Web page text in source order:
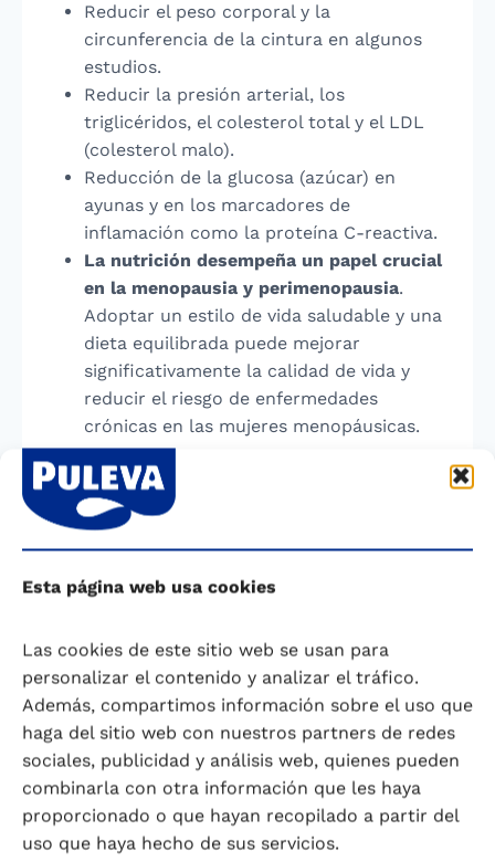
Esta página web usa cookies
Las cookies de este sitio web se usan para
personalizar el contenido y analizar el tráfico.
Además, compartimos información sobre el uso que
haga del sitio web con nuestros partners de redes
sociales, publicidad y análisis web, quienes pueden
combinarla con otra información que les haya
proporcionado o que hayan recopilado a partir del
uso que haya hecho de sus servicios.
Reducir el peso corporal y la
circunferencia de la cintura en algunos
estudios.
Reducir la presión arterial, los
triglicéridos, el colesterol total y el LDL
(colesterol malo).
Reducción de la glucosa (azúcar) en
ayunas y en los marcadores de
inflamación como la proteína C-reactiva.
La nutrición desempeña un papel crucial
en la menopausia y perimenopausia.
Adoptar un estilo de vida saludable y una
dieta equilibrada puede mejorar
significativamente la calidad de vida y
reducir el riesgo de enfermedades
crónicas en las mujeres menopáusicas.
Saber más
En los hombres, también las hormonas
vital para los hombres, disminuye entre un 1% y
estudio longitudinal realizado por Kisighii y su
equipo, se analizaron datos de hombres de
entre 29 y 79 años y se observó que los niveles
totales de testosterona disminuían entre un
0,2% y un 0,4% cada año.
Para finalizar, te recomendamos que visites a
nuestro producto de leche Puleva entera